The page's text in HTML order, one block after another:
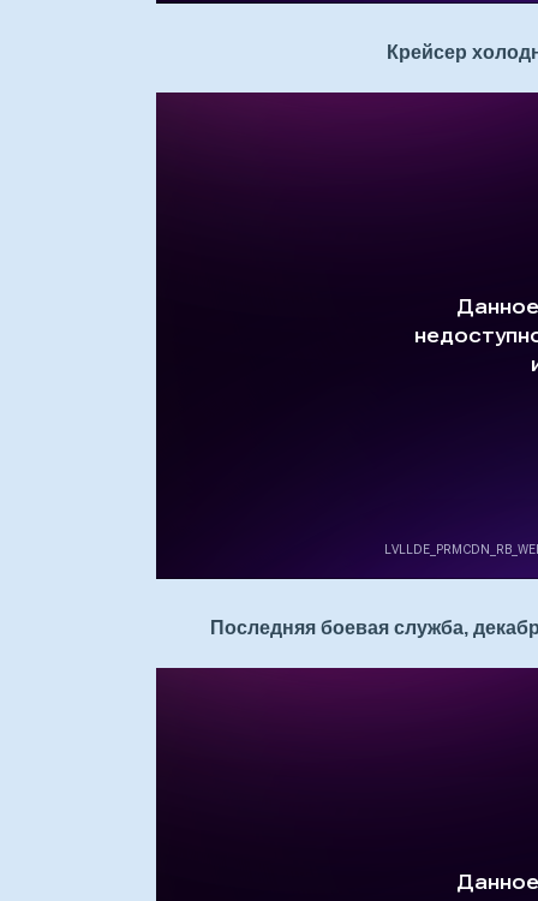
Крейсер
Последняя боевая служба,